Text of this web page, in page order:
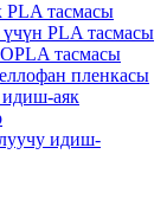
PLA тасмасы
PLA тасмасы
тасмасы
пленкасы
идиш-аяк
идиш-